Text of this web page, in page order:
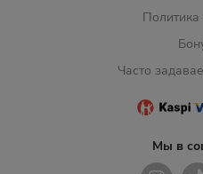
Политика
Часто
Мы в